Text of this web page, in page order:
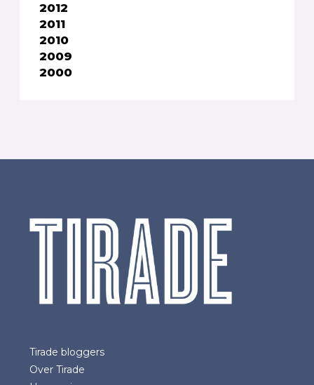
2012
2011
2010
2009
2000
Tirade bloggers
Over Tirade